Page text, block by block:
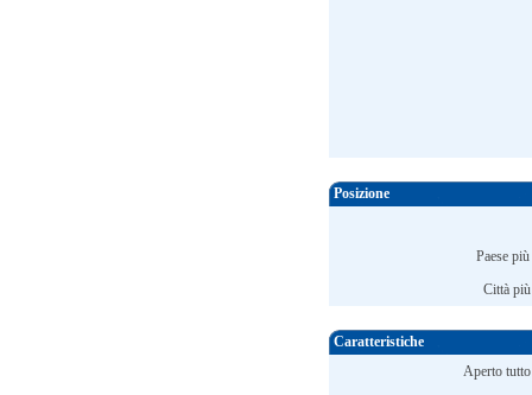
Posizione
Paese
Città
Caratteristiche
Aperto